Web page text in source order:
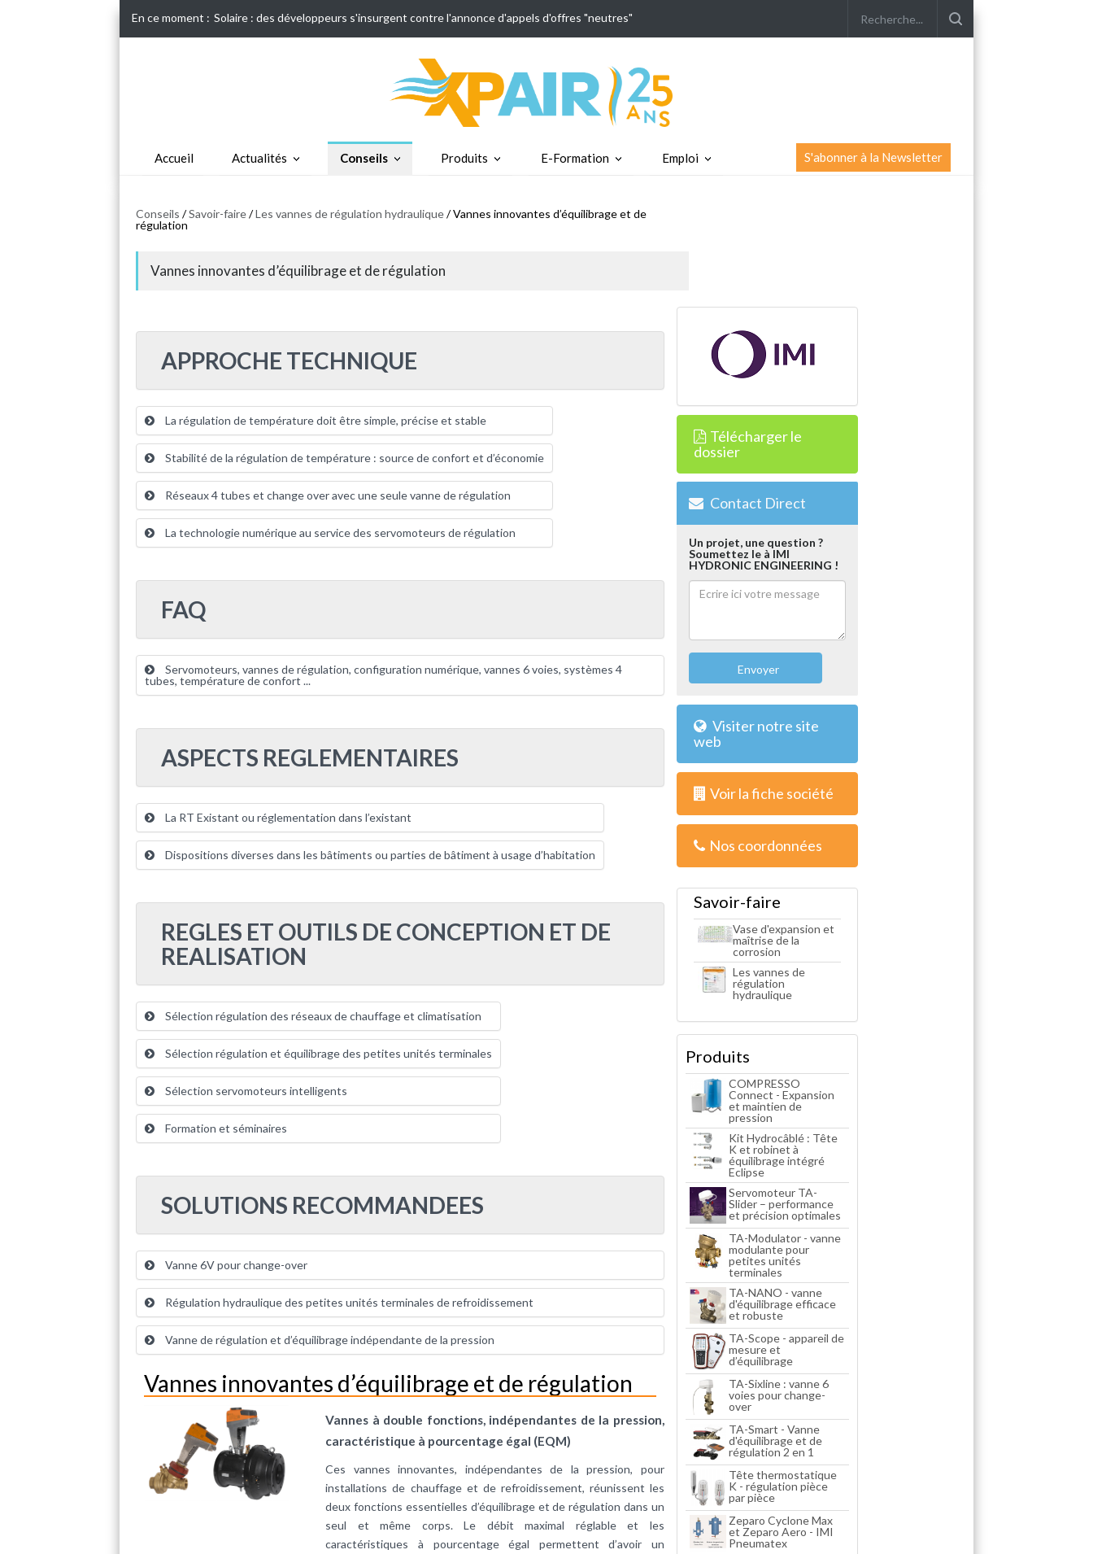
En ce moment : Solaire : des développeurs s'insurgent contre l'annonce d'appels d'offres "neutres"
Accueil Actualités Conseils Produits E-Formation Emploi S'abonner à la Newsletter
Conseils /Savoir-faire/Les vannes de régulation hydraulique/ Vannes innovantes d’équilibrage et de
régulation
Vannes innovantes d’équilibrage et de régulation
APPROCHE TECHNIQUE
La régulation de température doit être simple, précise et stable
Stabilité de la régulation de température : source de confort et d’économie
Réseaux 4 tubes et change over avec une seule vanne de régulation
La technologie numérique au service des servomoteurs de régulation
FAQ
Servomoteurs, vannes de régulation, configuration numérique, vannes 6 voies, systèmes 4
tubes, température de confort ...
ASPECTS REGLEMENTAIRES
La RT Existant ou réglementation dans l’existant
Dispositions diverses dans les bâtiments ou parties de bâtiment à usage d’habitation
REGLES ET OUTILS DE CONCEPTION ET DE
REALISATION
Sélection régulation des réseaux de chauffage et climatisation
Sélection régulation et équilibrage des petites unités terminales
Sélection servomoteurs intelligents
Formation et séminaires
SOLUTIONS RECOMMANDEES
Vanne 6V pour change-over
Régulation hydraulique des petites unités terminales de refroidissement
Vanne de régulation et d’équilibrage indépendante de la pression
Vannes innovantes d’équilibrage et de régulation
Vannes à double fonctions, indépendantes de la pression,
caractéristique à pourcentage égal (EQM)
Ces vannes innovantes, indépendantes de la pression, pour
installations de chauffage et de refroidissement, réunissent les
deux fonctions essentielles d’équilibrage et de régulation dans un
seul et même corps. Le débit maximal réglable et les
caractéristiques à pourcentage égal permettent d’avoir un
Télécharger le
dossier
Contact Direct
Un projet, une question ?
Soumettez le à IMI
HYDRONIC ENGINEERING !
Envoyer
Visiter notre site
web
Voir la fiche société
Nos coordonnées
Savoir-faire
Vase d'expansion et
maîtrise de la
corrosion
Les vannes de
régulation
hydraulique
Produits
COMPRESSO
Connect - Expansion
et maintien de
pression
Kit Hydrocâblé : Tête
K et robinet à
équilibrage intégré
Eclipse
Servomoteur TA-
Slider – performance
et précision optimales
TA-Modulator - vanne
modulante pour
petites unités
terminales
TA-NANO - vanne
d'équilibrage efficace
et robuste
TA-Scope - appareil de
mesure et
d’équilibrage
TA-Sixline : vanne 6
voies pour change-
over
TA-Smart - Vanne
d'équilibrage et de
régulation 2 en 1
Tête thermostatique
K - régulation pièce
par pièce
Zeparo Cyclone Max
et Zeparo Aero - IMI
Pneumatex